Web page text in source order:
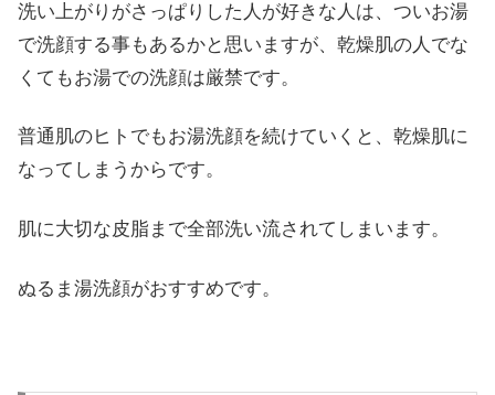
洗い上がりがさっぱりした人が好きな人は、ついお湯
で洗顔する事もあるかと思いますが、乾燥肌の人でな
くてもお湯での洗顔は厳禁です。
普通肌のヒトでもお湯洗顔を続けていくと、乾燥肌に
なってしまうからです。
肌に大切な皮脂まで全部洗い流されてしまいます。
ぬるま湯洗顔がおすすめです。